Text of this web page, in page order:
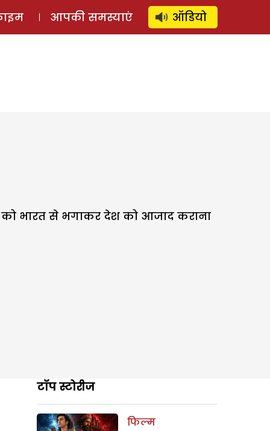
लॉग इन ⚲ SUBSCRIBE
आपकी समस्याएं ऑडियो
को भारत से भगाकर देश को आजाद कराना
टॉप स्टोरीज
फिल्म